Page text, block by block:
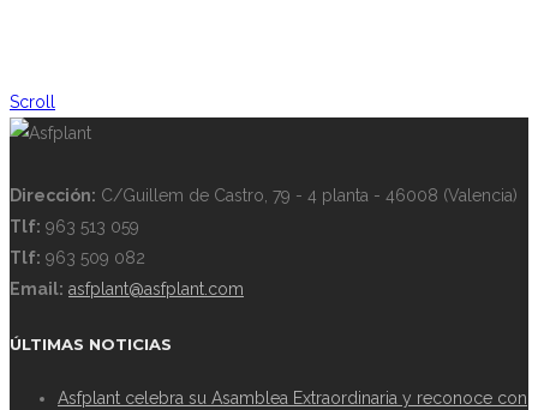
Scroll
Dirección: C/Guillem de Castro, 79 - 4 planta - 46008 (Valencia)
Tlf: 963 513 059
Tlf: 963 509 082
Email: asfplant@asfplant.com
ÚLTIMAS NOTICIAS
Asfplant celebra su Asamblea Extraordinaria y reconoce con